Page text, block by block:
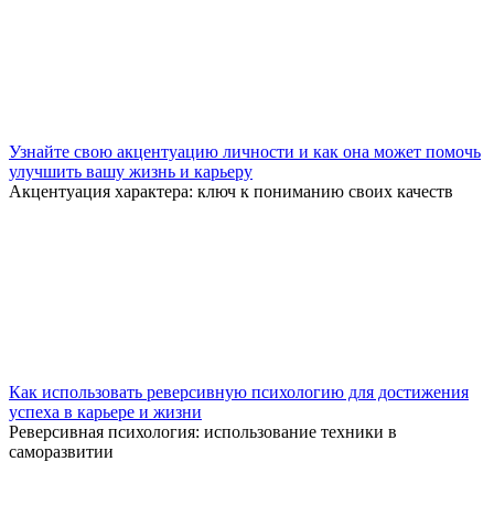
Узнайте свою акцентуацию личности и как она может помочь
улучшить вашу жизнь и карьеру
Акцентуация характера: ключ к пониманию своих качеств
Как использовать реверсивную психологию для достижения
успеха в карьере и жизни
Реверсивная психология: использование техники в
саморазвитии